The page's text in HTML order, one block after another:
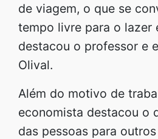
de viagem, o que se
tempo livre para o lazer
destacou o professor e
Olival.
Além do motivo de
economista destacou o
das pessoas para outros